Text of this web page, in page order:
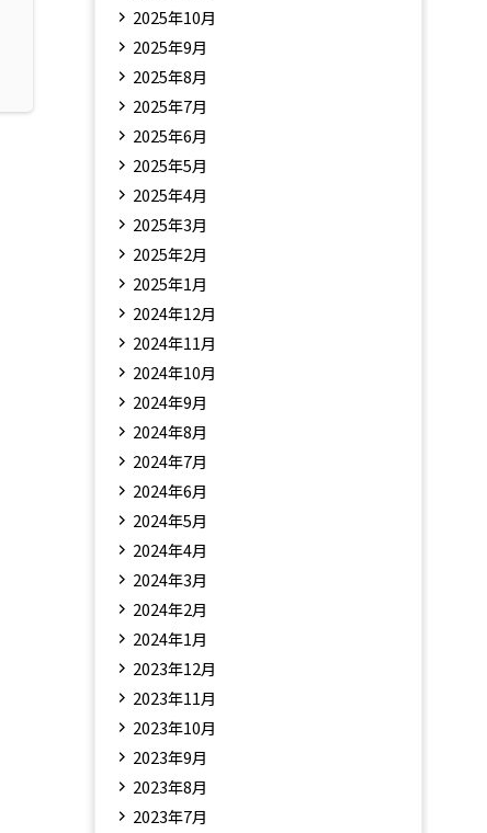
2025年10月
2025年9月
2025年8月
2025年7月
2025年6月
2025年5月
2025年4月
2025年3月
2025年2月
2025年1月
2024年12月
2024年11月
2024年10月
2024年9月
2024年8月
2024年7月
2024年6月
2024年5月
2024年4月
2024年3月
2024年2月
2024年1月
2023年12月
2023年11月
2023年10月
2023年9月
2023年8月
2023年7月